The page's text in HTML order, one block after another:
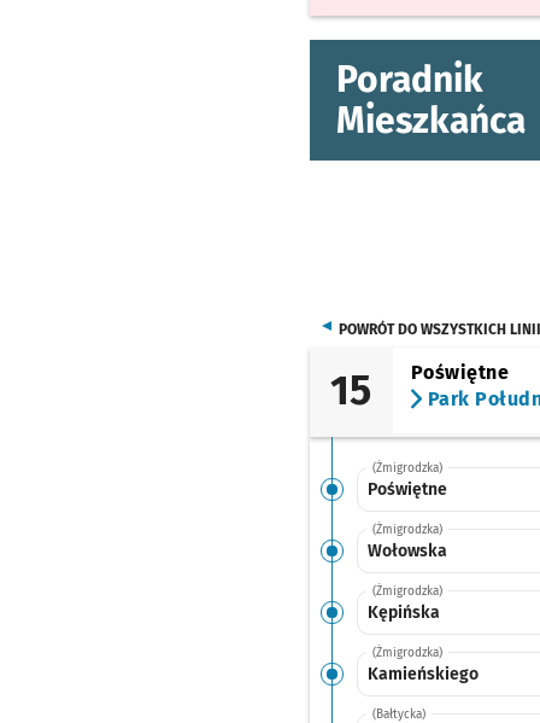
Poradnik
Mieszkańca
POWRÓT DO WSZYSTKICH LINII
15
Poświętne
Park
(Żmigrodzka)
Poświętne
(Żmigrodzka)
Wołowska
(Żmigrodzka)
Kępińska
(Żmigrodzka)
Kamieńskiego
(Bałtycka)